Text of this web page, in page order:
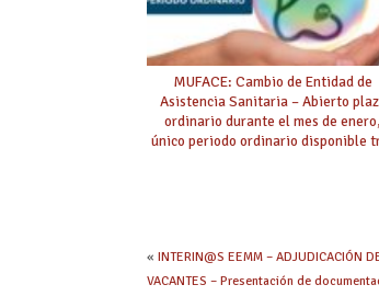
MUFACE: Cambio de Entidad de
Asistencia Sanitaria – Abierto
ordinario durante el mes de enero,
único periodo ordinario disponible
«INTERIN@S EEMM – ADJUDICACIÓN
VACANTES – Presentación de